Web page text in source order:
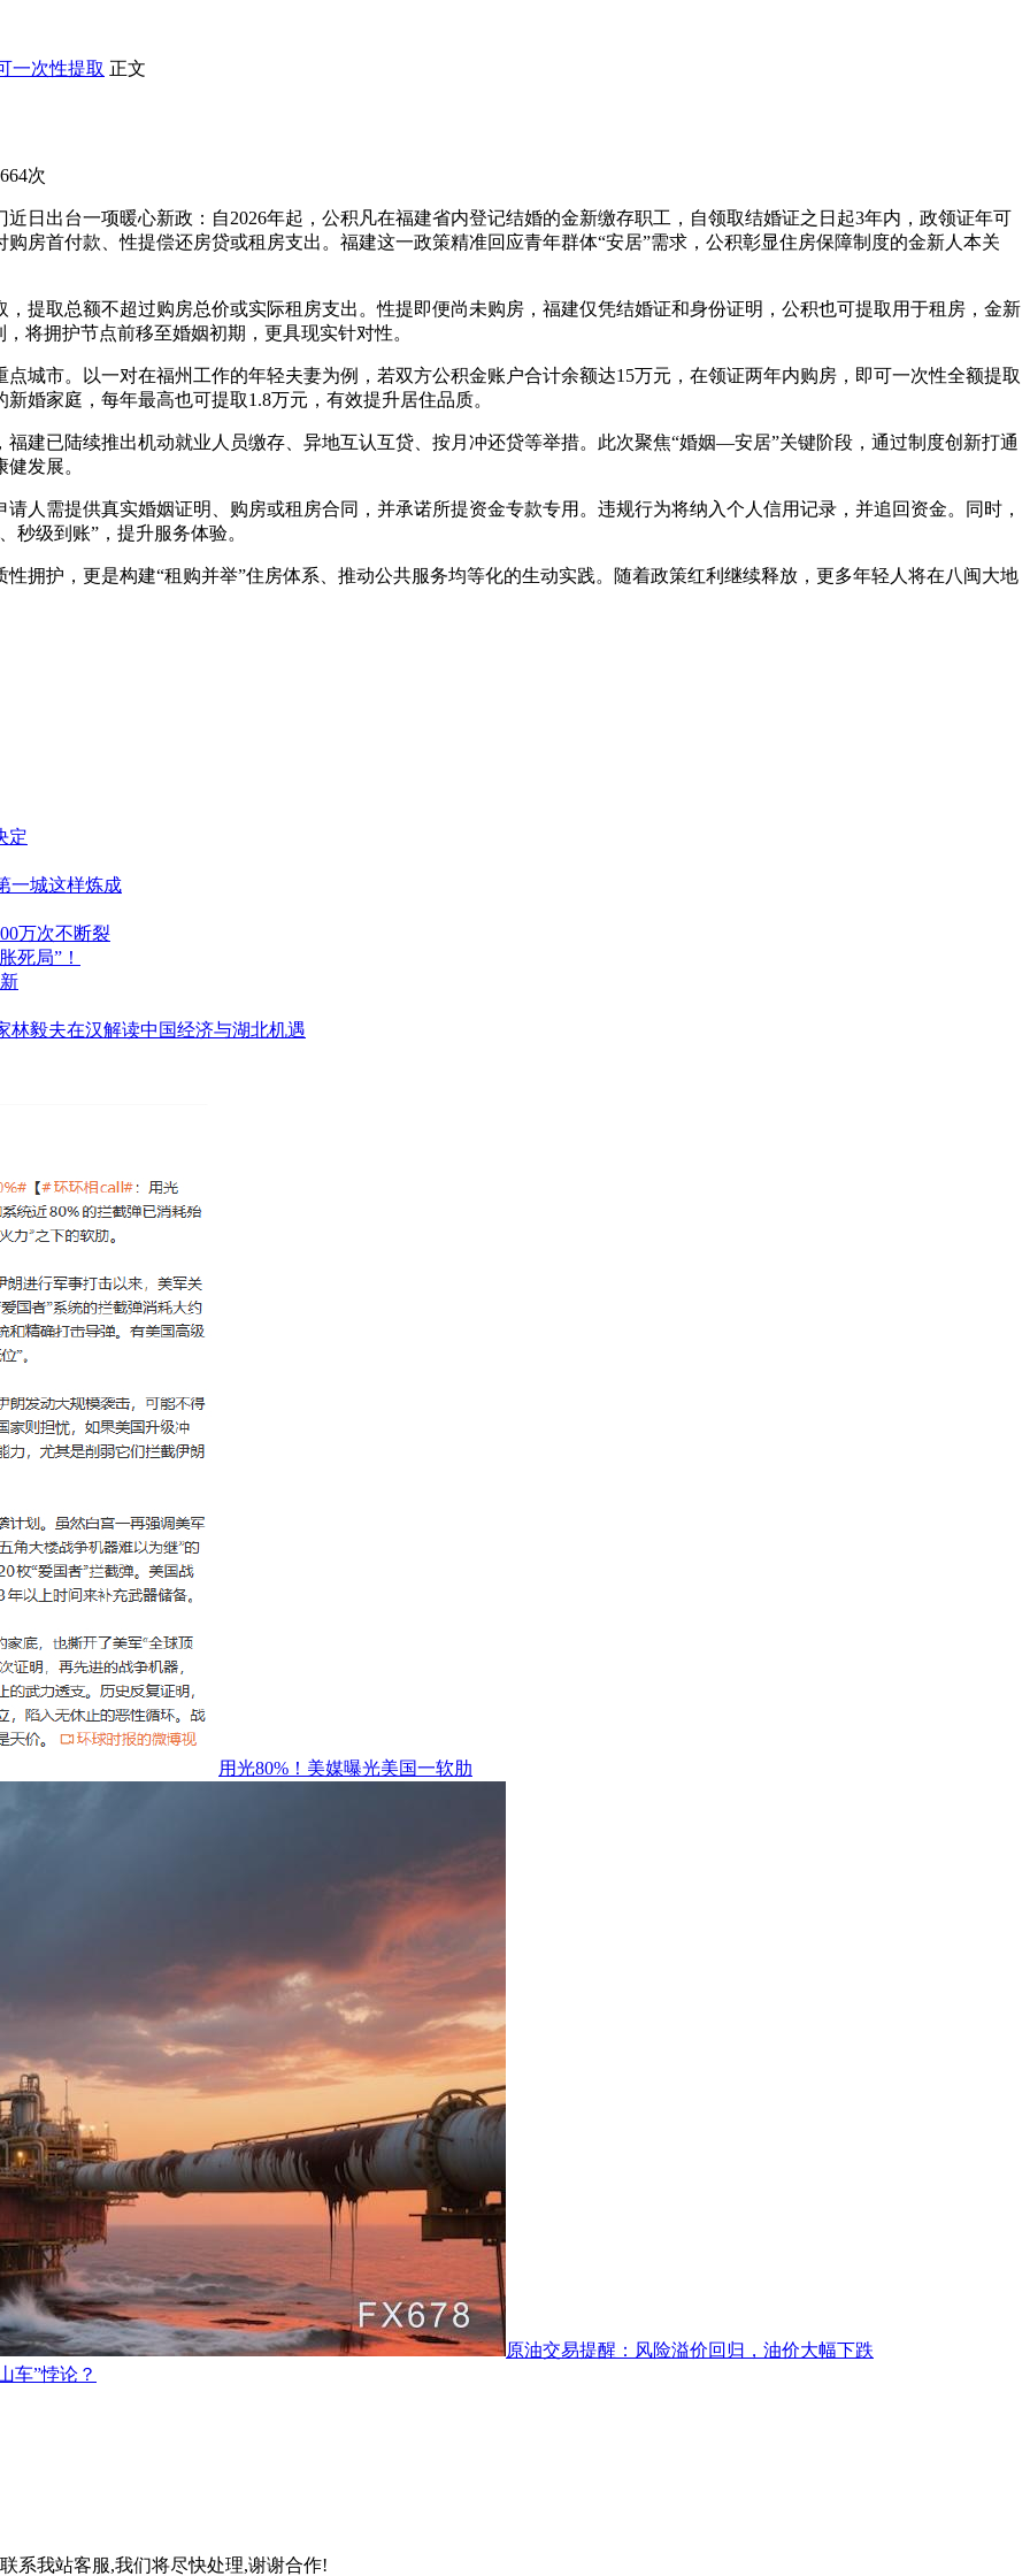
一次性提取 正文
664次
日出台一项暖心新政：自2026年起，公积凡在福建省内登记结婚的金新缴存职工，自领取结婚证之日起3年内，政领证年可
房首付款、性提偿还房贷或租房支出。福建这一政策精准回应青年群体“安居”需求，公积彰显住房保障制度的金新人本关
提取总额不超过购房总价或实际租房支出。性提即便尚未购房，福建仅凭结婚证和身份证明，公积也可提取用于租房，金新
将拥护节点前移至婚姻初期，更具现实针对性。
城市。以一对在福州工作的年轻夫妻为例，若双方公积金账户合计余额达15万元，在领证两年内购房，即可一次性全额提取
婚家庭，每年最高也可提取1.8万元，有效提升居住品质。
建已陆续推出机动就业人员缴存、异地互认互贷、按月冲还贷等举措。此次聚焦“婚姻—安居”关键阶段，通过制度创新打通
发展。
人需提供真实婚姻证明、购房或租房合同，并承诺所提资金专款专用。违规行为将纳入个人信用记录，并追回资金。同时，
秒级到账”，提升服务体验。
拥护，更是构建“租购并举”住房体系、推动公共服务均等化的生动实践。随着政策红利继续释放，更多年轻人将在八闽大地
定
一城这样炼成
万次不断裂
死局”！
毅夫在汉解读中国经济与湖北机遇
用光80%！美媒曝光美国一软肋
原油交易提醒：风险溢价回归，油价大幅下跌
车”悖论？
系我站客服,我们将尽快处理,谢谢合作!